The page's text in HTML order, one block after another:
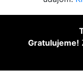
Gratulujeme!